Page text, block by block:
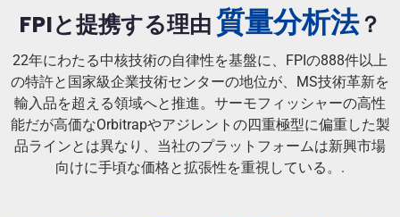
FPIと提携する理由質量分析法？
22年にわたる中核技術の自律性を基盤に、FPIの888件以上
の特許と国家級企業技術センターの地位が、MS技術革新を
輸入品を超える領域へと推進。サーモフィッシャーの高性
能だが高価なOrbitrapやアジレントの四重極型に偏重した製
品ラインとは異なり、当社のプラットフォームは新興市場
向けに手頃な価格と拡張性を重視している。.